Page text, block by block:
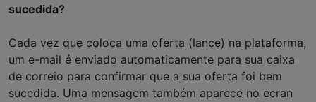
sucedida?
Cada vez que coloca uma oferta (lance) na plataforma,
um e-mail é enviado automaticamente para sua caixa
de correio para confirmar que a sua oferta foi bem
sucedida. Uma mensagem também aparece no ecran